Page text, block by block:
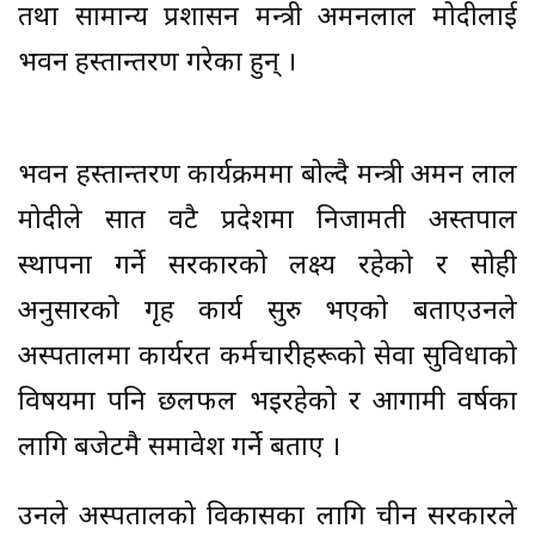
तथा सामान्य प्रशासन मन्त्री अमनलाल मोदीलाई
भवन हस्तान्तरण गरेका हुन् ।
भवन हस्तान्तरण कार्यक्रममा बोल्दै मन्त्री अमन लाल
मोदीले सात वटै प्रदेशमा निजामती अस्तपाल
स्थापना गर्ने सरकारको लक्ष्य रहेको र सोही
अनुसारको गृह कार्य सुरु भएको बताएउनले
अस्पतालमा कार्यरत कर्मचारीहरूको सेवा सुविधाको
विषयमा पनि छलफल भइरहेको र आगामी वर्षका
लागि बजेटमै समावेश गर्ने बताए ।
उनले अस्पतालको विकासका लागि चीन सरकारले